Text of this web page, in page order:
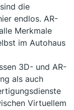
die
endlos. AR-
Merkmale
im Autohaus
3D- und AR-
als auch
Virtuellem